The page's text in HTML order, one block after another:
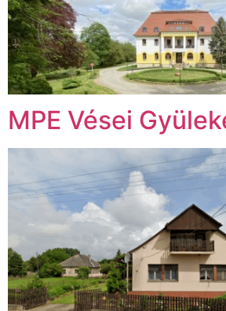
MPE Vései